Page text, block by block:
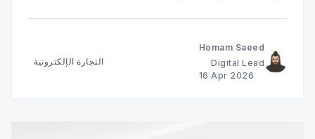
Homam Saeed
Digital Lead
16 Apr 2026
التجارة الإلكترونية